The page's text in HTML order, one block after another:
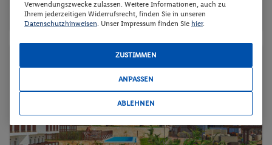
Strand Sandstrand Aktivurlaub
Verwendungszwecke zulassen. Weitere Informationen, auch zu
Ihrem jederzeitigen Widerrufsrecht, finden Sie in unseren
Datenschutzhinweisen. Unser Impressum finden Sie hier.
ZUSTIMMEN
ANPASSEN
ABLEHNEN